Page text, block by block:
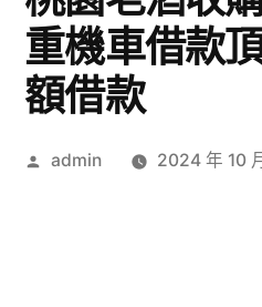
重機車借款
額借款
作
admin 2024 年 10